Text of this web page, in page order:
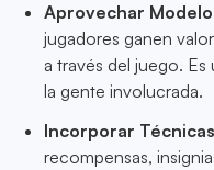
Aprovechar
jugadores ganen
a través del juego.
la gente involucrada.
Incorporar
recompensas,